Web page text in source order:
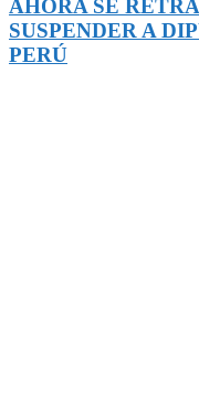
AHORA SE
SUSPENDER A
PERÚ